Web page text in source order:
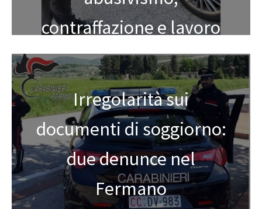
contraffazione e lavoro
nero
Irregolarità sui
documenti di soggiorno:
due denunce nel
Fermano